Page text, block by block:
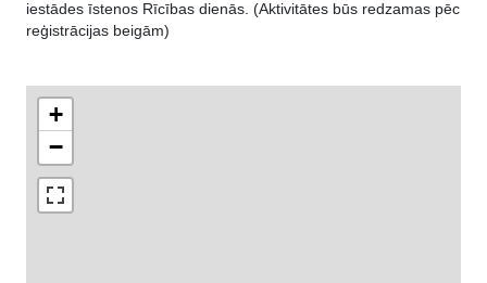
iestādes īstenos Rīcības dienās. (Aktivitātes būs redzamas pēc
reģistrācijas beigām)
+
−